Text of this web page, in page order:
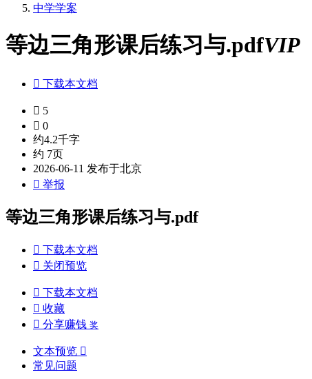
中学学案
等边三角形课后练习与.pdfVIP
 下载本文档
 5
 0
约4.2千字
约 7页
2026-06-11 发布于北京
 举报
等边三角形课后练习与.pdf
 下载本文档
 关闭预览
 下载本文档
 收藏
 分享赚钱 奖
文本预览 
常见问题